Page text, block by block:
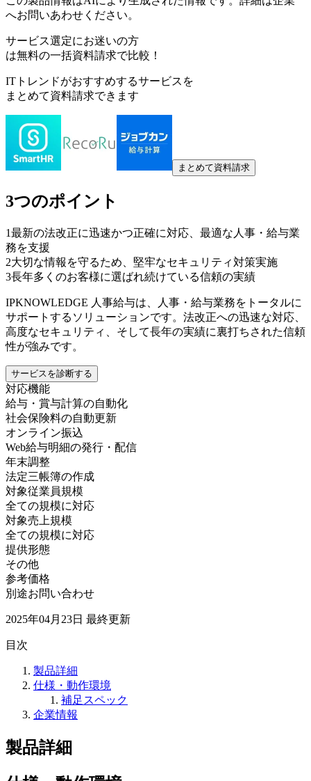
へお問いあわせください。
サービス選定にお迷いの方
は無料の一括資料請求で比較！
ITトレンドがおすすめするサービスを
まとめて資料請求できます
まとめて資料請求
3つのポイント
1最新の法改正に迅速かつ正確に対応、最適な人事・給与業
務を支援
2大切な情報を守るため、堅牢なセキュリティ対策実施
3長年多くのお客様に選ばれ続けている信頼の実績
IPKNOWLEDGE 人事給与は、人事・給与業務をトータルに
サポートするソリューションです。法改正への迅速な対応、
高度なセキュリティ、そして長年の実績に裏打ちされた信頼
性が強みです。
サービスを診断する
対応機能
給与・賞与計算の自動化
社会保険料の自動更新
オンライン振込
Web給与明細の発行・配信
年末調整
法定三帳簿の作成
対象従業員規模
全ての規模に対応
対象売上規模
全ての規模に対応
提供形態
その他
参考価格
別途お問い合わせ
2025年04月23日 最終更新
目次
製品詳細
仕様・動作環境
補足スペック
企業情報
製品詳細